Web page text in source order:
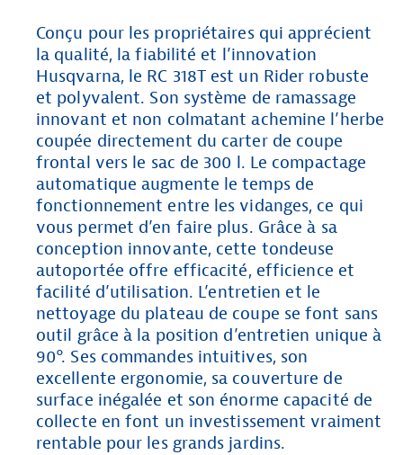
Conçu pour les propriétaires qui apprécient
la qualité, la fiabilité et l’innovation
Husqvarna, le RC 318T est un Rider robuste
et polyvalent. Son système de ramassage
innovant et non colmatant achemine l’herbe
coupée directement du carter de coupe
frontal vers le sac de 300 l. Le compactage
automatique augmente le temps de
fonctionnement entre les vidanges, ce qui
vous permet d’en faire plus. Grâce à sa
conception innovante, cette tondeuse
autoportée offre efficacité, efficience et
facilité d’utilisation. L’entretien et le
nettoyage du plateau de coupe se font sans
outil grâce à la position d’entretien unique à
90°. Ses commandes intuitives, son
excellente ergonomie, sa couverture de
surface inégalée et son énorme capacité de
collecte en font un investissement vraiment
rentable pour les grands jardins.